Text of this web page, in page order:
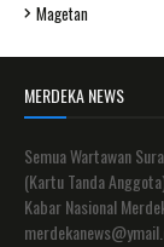
Magetan
MERDEKA NEWS
Semua Wartawan
(Kartu Tanda
Kabar Nasional